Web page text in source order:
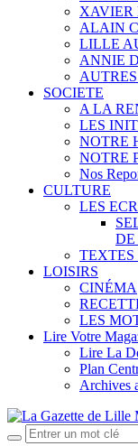
XAVIER
ALAIN
LILLE
ANNIE
SOCIETE
A LA
LES
NOTRE
NOTRE
Nos
CULTURE
LES
DE
TEXTES
LOISIRS
CINÉMA
LES
Lire Votre
Lire La
Plan
Archives